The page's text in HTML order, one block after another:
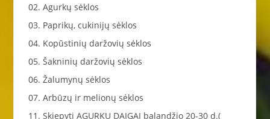
02. Agurkų sėklos
03. Paprikų, cukinijų sėklos
04. Kopūstinių daržovių sėklos
05. Šakninių daržovių sėklos
06. Žalumynų sėklos
07. Arbūzų ir melionų sėklos
11. Skiepyti AGURKŲ DAIGAI balandžio 20-30 d.(